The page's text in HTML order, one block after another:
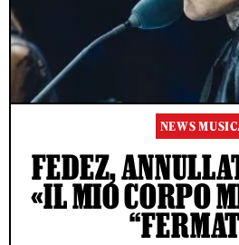
NEWS
FEDEZ,
«IL MIO CORPO